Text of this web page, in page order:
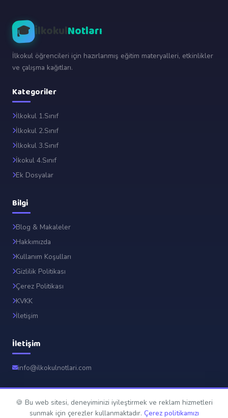
🎓 İlkokulNotları
İlkokul öğrencileri için hazırlanmış eğitim materyalleri, etkinlikler
ve çalışma kağıtları.
Kategoriler
İlkokul 1.Sınıf
İlkokul 2.Sınıf
İlkokul 3.Sınıf
İkokul 4.Sınıf
Ek Dosyalar
Bilgi
Blog & Makaleler
Hakkımızda
Kullanım Koşulları
Gizlilik Politikası
Çerez Politikası
KVKK
İletişim
İletişim
info@ilkokulnotlari.com
© 2026 İlkokul Notları. Tüm hakları saklıdır.
🍪 Bu web sitesi, deneyiminizi iyileştirmek ve reklam hizmetleri
sunmak için çerezler kullanmaktadır. Çerez politikamızı